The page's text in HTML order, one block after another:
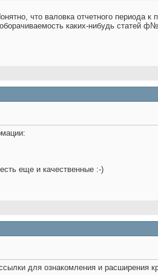
что валовка отчетного
каких-нибудь статей
еще и качественные :-)
для ознакомления и расширения